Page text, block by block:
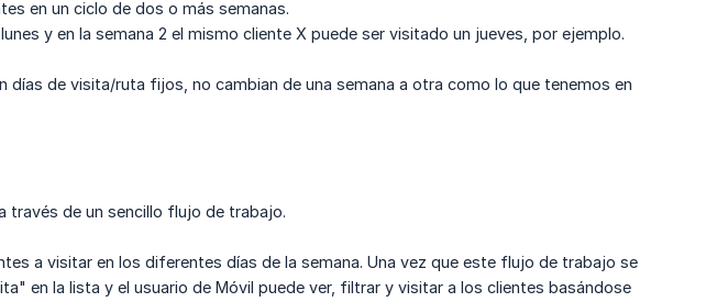
en un ciclo de dos o más semanas.
y en la semana 2 el mismo cliente X puede ser visitado un jueves, por ejemplo.
días de visita/ruta fijos, no cambian de una semana a otra como lo que tenemos en
través de un sencillo flujo de trabajo.
a visitar en los diferentes días de la semana. Una vez que este flujo de trabajo se
en la lista y el usuario de Móvil puede ver, filtrar y visitar a los clientes basándose